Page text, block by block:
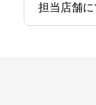
担当店舗